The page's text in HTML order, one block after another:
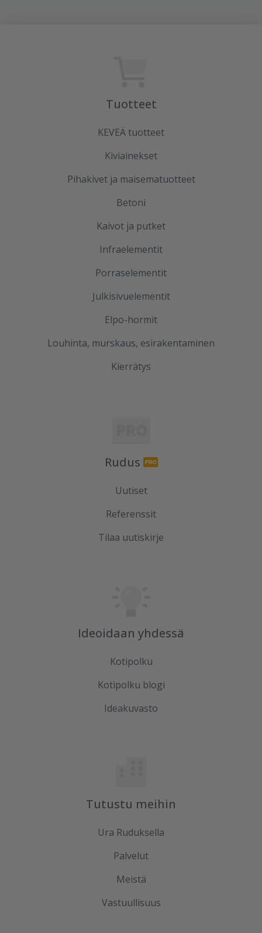
Tuotteet
KEVEÄ tuotteet
Kiviainekset
Pihakivet ja maisematuotteet
Betoni
Kaivot ja putket
Infraelementit
Porraselementit
Julkisivuelementit
Elpo-hormit
Louhinta, murskaus, esirakentaminen
Kierrätys
Rudus
Uutiset
Referenssit
Tilaa uutiskirje
Ideoidaan yhdessä
Kotipolku
Kotipolku blogi
Ideakuvasto
Tutustu meihin
Ura Ruduksella
Palvelut
Meistä
Vastuullisuus